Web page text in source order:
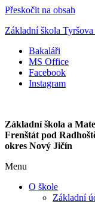
Přeskočit na obsah
Základní škola
Bakaláři
MS Office
Facebook
Instagram
Základní škola a
Frenštát pod
okres Nový Jičín
Menu
O škole
Základní